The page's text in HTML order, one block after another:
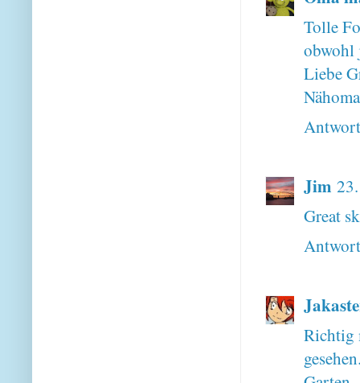
Tolle
obwohl
Liebe
Nähoma
Jim
Great
Richtig